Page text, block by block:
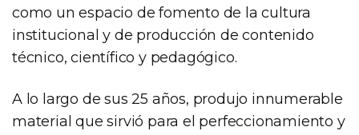
como un espacio de fomento de la cultura
institucional y de producción de contenido
técnico, científico y pedagógico.
A lo largo de sus 25 años, produjo innumerable
material que sirvió para el perfeccionamiento y